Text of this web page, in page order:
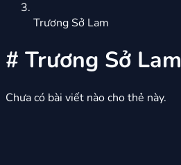
Trương Sở Lam
# Trương Sở Lam
Chưa có bài viết nào cho thẻ này.